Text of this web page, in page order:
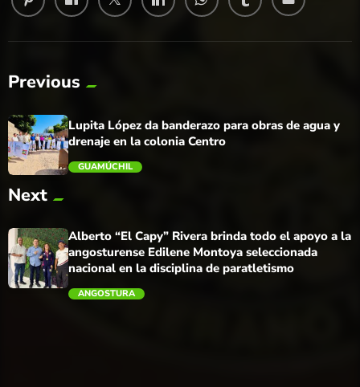
Previous
Lupita López da banderazo para obras de agua y
drenaje en la colonia Centro
GUAMÚCHIL
Next
Alberto “El Capy” Rivera brinda todo el apoyo a la
angosturense Edilene Montoya seleccionada
nacional en la disciplina de paratletismo
ANGOSTURA